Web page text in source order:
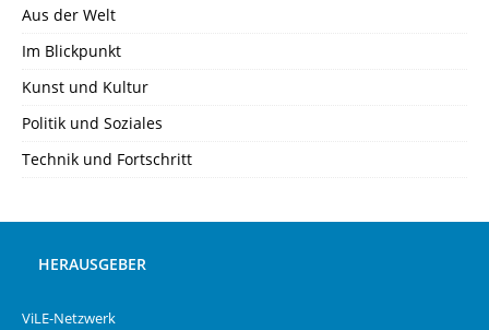
Aus der Welt
Im Blickpunkt
Kunst und Kultur
Politik und Soziales
Technik und Fortschritt
HERAUSGEBER
ViLE-Netzwerk